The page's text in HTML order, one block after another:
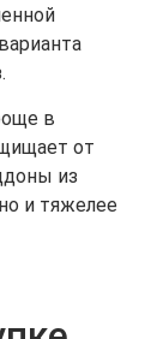
в
от
из
и тяжелее